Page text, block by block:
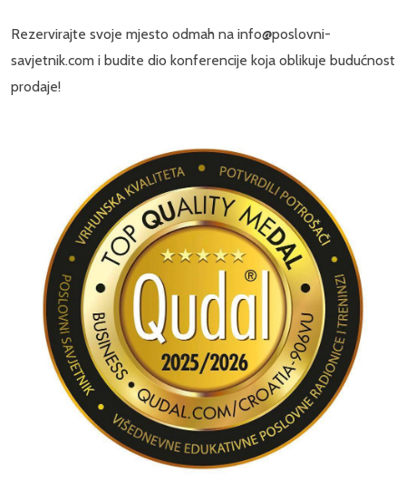
Rezervirajte svoje mjesto odmah na info@poslovni-
savjetnik.com i budite dio konferencije koja oblikuje budućnost
prodaje!